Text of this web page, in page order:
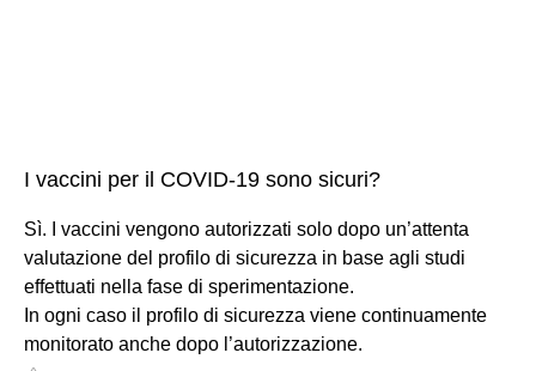
I vaccini per il COVID-19 sono sicuri?
Sì. I vaccini vengono autorizzati solo dopo un’attenta
valutazione del profilo di sicurezza in base agli studi
effettuati nella fase di sperimentazione.
In ogni caso il profilo di sicurezza viene continuamente
monitorato anche dopo l’autorizzazione.